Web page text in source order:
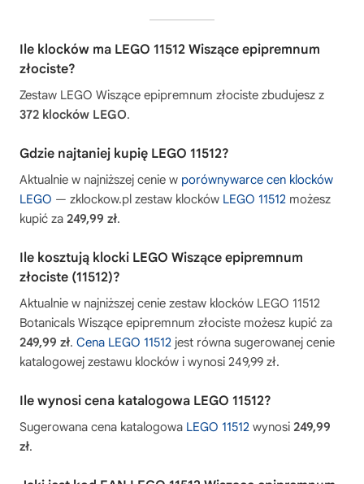
Ile klocków ma LEGO 11512 Wiszące epipremnum
złociste?
Zestaw LEGO Wiszące epipremnum złociste zbudujesz z
372 klocków LEGO.
Gdzie najtaniej kupię LEGO 11512?
Aktualnie w najniższej cenie w porównywarce cen klocków
LEGO — zklockow.pl zestaw klocków LEGO 11512 możesz
kupić za 249,99 zł.
Ile kosztują klocki LEGO Wiszące epipremnum
złociste (11512)?
Aktualnie w najniższej cenie zestaw klocków LEGO 11512
Botanicals Wiszące epipremnum złociste możesz kupić za
249,99 zł. Cena LEGO 11512 jest równa sugerowanej cenie
katalogowej zestawu klocków i wynosi 249,99 zł.
Ile wynosi cena katalogowa LEGO 11512?
Sugerowana cena katalogowa LEGO 11512 wynosi 249,99
zł.